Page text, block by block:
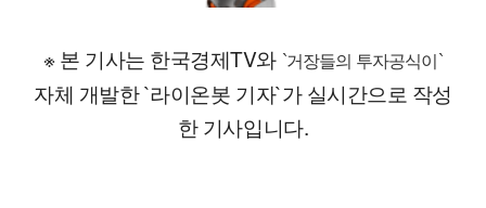
※ 본 기사는 한국경제TV와 `거장들의 투자공식이`
자체 개발한 `라이온봇 기자`가 실시간으로 작성
한 기사입니다.